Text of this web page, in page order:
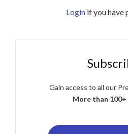
Login if you have
Gain access to all our
More than